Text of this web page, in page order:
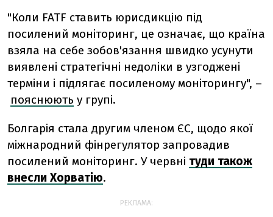
"Коли FATF ставить юрисдикцію під
посилений моніторинг, це означає, що країна
взяла на себе зобов'язання швидко усунути
виявлені стратегічні недоліки в узгоджені
терміни і підлягає посиленому моніторингу", –
пояснюють у групі.
Болгарія стала другим членом ЄС, щодо якої
міжнародний фінрегулятор запровадив
посилений моніторинг. У червні туди також
внесли Хорватію.
РЕКЛАМА: